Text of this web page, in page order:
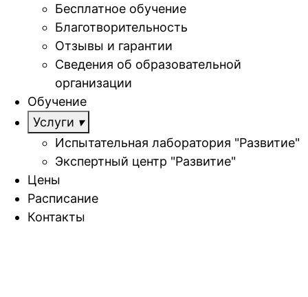
Бесплатное обучение
Благотворительность
Отзывы и гарантии
Сведения об образовательной
организации
Обучение
Услуги
Испытательная лаборатория "Развитие"
Экспертный центр "Развитие"
Цены
Расписание
Контакты